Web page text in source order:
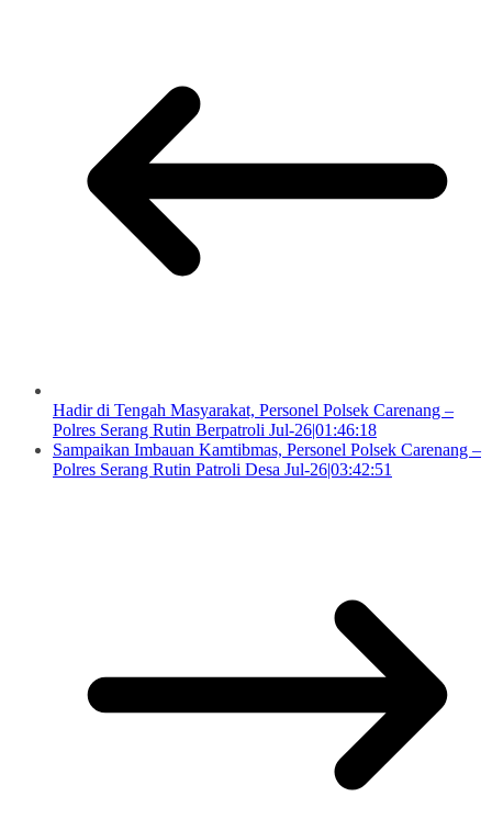
Hadir di Tengah Masyarakat, Personel Polsek Carenang –
Polres Serang Rutin Berpatroli Jul-26|01:46:18
Sampaikan Imbauan Kamtibmas, Personel Polsek Carenang –
Polres Serang Rutin Patroli Desa Jul-26|03:42:51